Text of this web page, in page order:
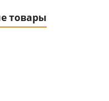
товары